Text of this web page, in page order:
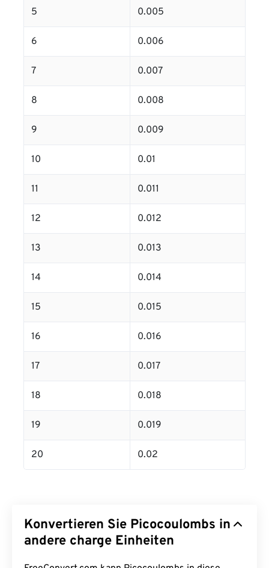
5 0.005
6 0.006
7 0.007
8 0.008
9 0.009
10 0.01
11 0.011
12 0.012
13 0.013
14 0.014
15 0.015
16 0.016
17 0.017
18 0.018
19 0.019
20 0.02
Konvertieren Sie Picocoulombs in
andere charge Einheiten